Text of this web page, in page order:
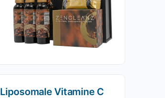
Liposomale Vitamine C